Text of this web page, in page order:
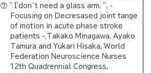
⑦ " I'don`t need a glass arm. ", -
Focusing on Decresased joint tange
of motion in acute phase stroke
patients -,Takako Minagawa, Ayako
Tamura and Yukari Hisaka, World
Federation Neuroscience Nurses
12th Quadrennial Congress,